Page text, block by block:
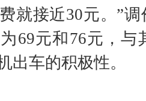
就接近30元。 ”调
69元和76元，与
出车的积极性。